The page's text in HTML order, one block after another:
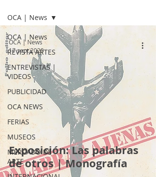
OCA | News
REVISTA ARTES
ENTREVISTAS |
VIDEOS
PUBLICIDAD
OCA NEWS
FERIAS
MUSEOS
MERCADO DE
ARTE
OCA | News
Exposición: Las palabras
de otros | Monografía
OCA | News
17 sept 2020